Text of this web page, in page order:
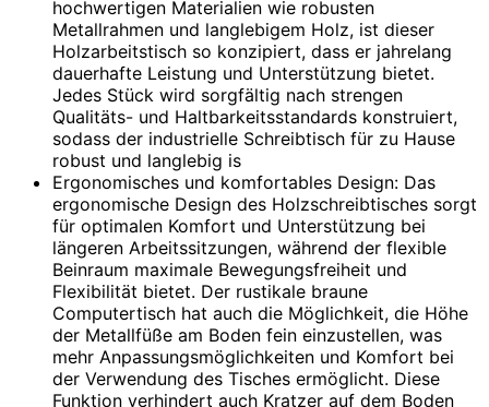
hochwertigen Materialien wie robusten
Metallrahmen und langlebigem Holz, ist dieser
Holzarbeitstisch so konzipiert, dass er jahrelang
dauerhafte Leistung und Unterstützung bietet.
Jedes Stück wird sorgfältig nach strengen
Qualitäts- und Haltbarkeitsstandards konstruiert,
sodass der industrielle Schreibtisch für zu Hause
robust und langlebig is
Ergonomisches und komfortables Design: Das
ergonomische Design des Holzschreibtisches sorgt
für optimalen Komfort und Unterstützung bei
längeren Arbeitssitzungen, während der flexible
Beinraum maximale Bewegungsfreiheit und
Flexibilität bietet. Der rustikale braune
Computertisch hat auch die Möglichkeit, die Höhe
der Metallfüße am Boden fein einzustellen, was
mehr Anpassungsmöglichkeiten und Komfort bei
der Verwendung des Tisches ermöglicht. Diese
Funktion verhindert auch Kratzer auf dem Boden